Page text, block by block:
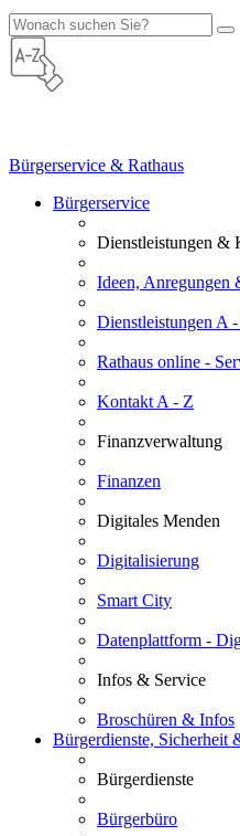
Bürgerservice & Rathaus
Bürgerservice
Dienstleistungen &
Ideen, Anregungen
Dienstleistungen A
Rathaus online -
Kontakt A - Z
Finanzverwaltung
Finanzen
Digitales Menden
Digitalisierung
Smart City
Datenplattform -
Infos & Service
Broschüren & Infos
Bürgerdienste, Sicherheit
Bürgerdienste
Bürgerbüro